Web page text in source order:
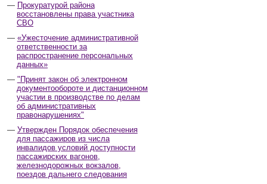
Прокуратурой района
восстановлены права участника
СВО
«Ужесточение административной
ответственности за
распространение персональных
данных»
"Принят закон об электронном
документообороте и дистанционном
участии в производстве по делам
об административных
правонарушениях"
Утвержден Порядок обеспечения
для пассажиров из числа
инвалидов условий доступности
пассажирских вагонов,
железнодорожных вокзалов,
поездов дальнего следования